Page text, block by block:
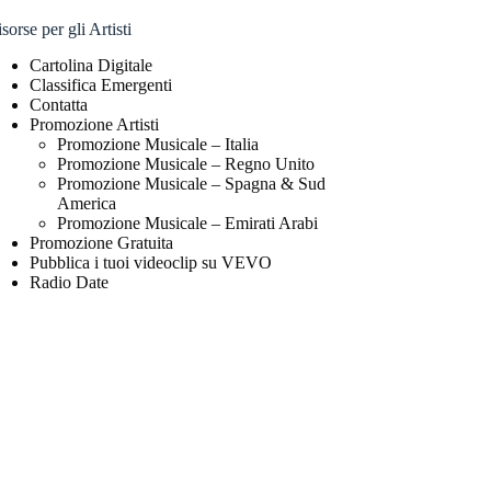
per gli Artisti
Cartolina Digitale
Classifica Emergenti
Contatta
Promozione Artisti
Promozione Musicale – Italia
Promozione Musicale – Regno Unito
Promozione Musicale – Spagna & Sud
America
Promozione Musicale – Emirati Arabi
Promozione Gratuita
Pubblica i tuoi videoclip su VEVO
Radio Date